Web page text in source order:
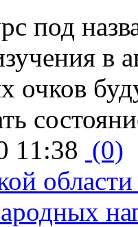
под
очков
11:38 (0)